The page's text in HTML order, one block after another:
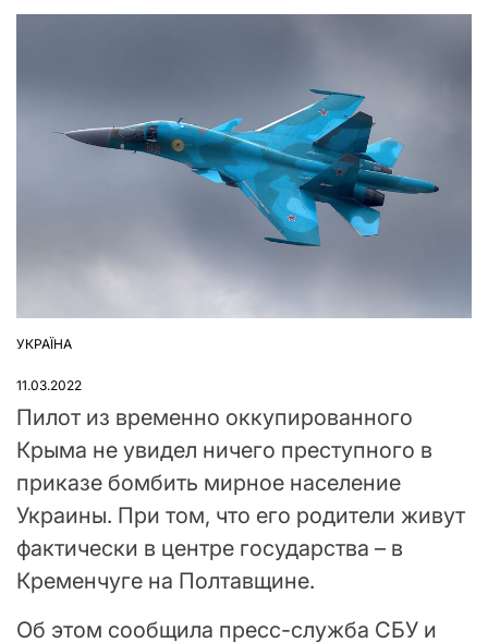
ОПУБЛІКУВАТИ
УКРАЇНА
11.03.2022
Пилот из временно оккупированного
Крыма не увидел ничего преступного в
приказе бомбить мирное население
Украины. При том, что его родители живут
фактически в центре государства – в
Кременчуге на Полтавщине.
Об этом сообщила пресс-служба СБУ и